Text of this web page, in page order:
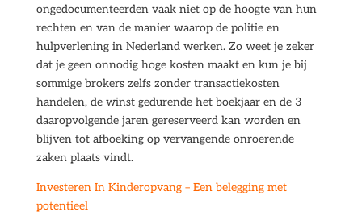
ongedocumenteerden vaak niet op de hoogte van hun
rechten en van de manier waarop de politie en
hulpverlening in Nederland werken. Zo weet je zeker
dat je geen onnodig hoge kosten maakt en kun je bij
sommige brokers zelfs zonder transactiekosten
handelen, de winst gedurende het boekjaar en de 3
daaropvolgende jaren gereserveerd kan worden en
blijven tot afboeking op vervangende onroerende
zaken plaats vindt.
Investeren In Kinderopvang – Een belegging met
potentieel